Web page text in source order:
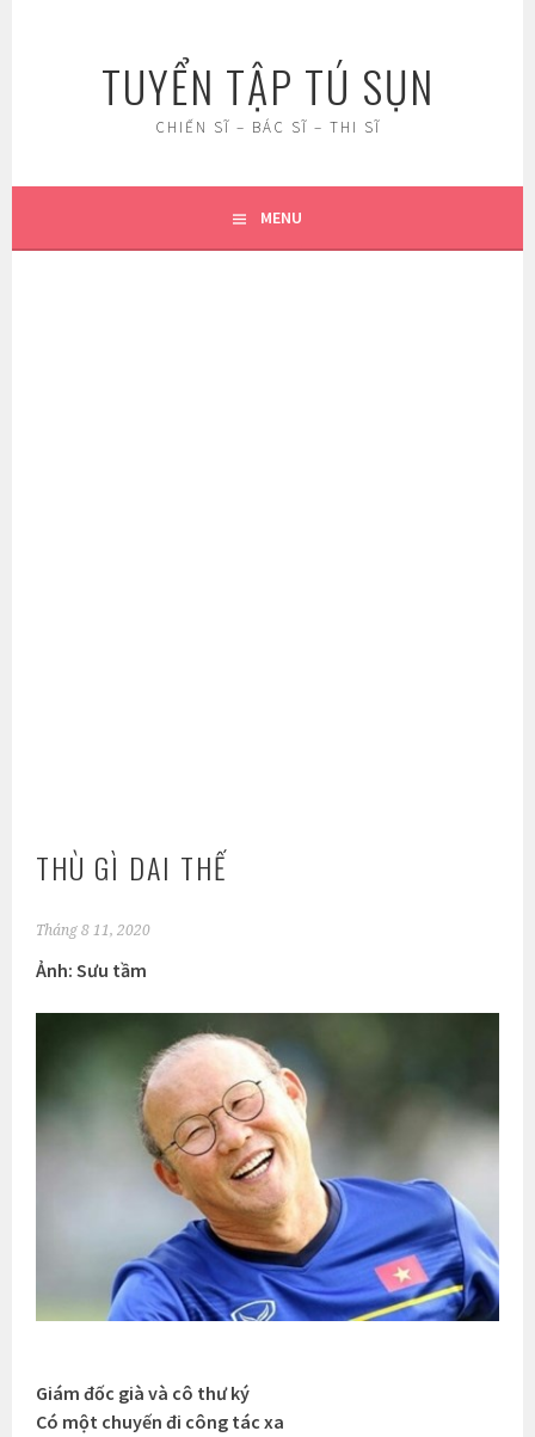
TUYỂN TẬP TÚ SỤN
CHIẾN SĨ – BÁC SĨ – THI SĨ
MENU
THÙ GÌ DAI THẾ
Tháng 8 11, 2020
Ảnh: Sưu tầm
Giám đốc già và cô thư ký
Có một chuyến đi công tác xa